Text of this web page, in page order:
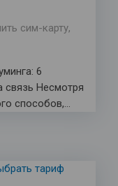
сим-карту,
6
связь Несмотря
способов,…